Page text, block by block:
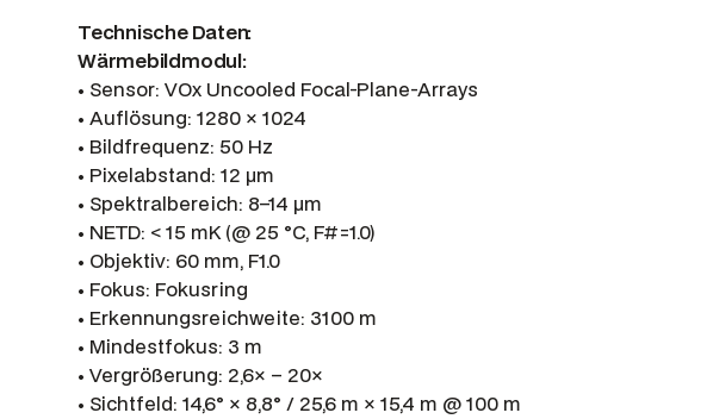
Technische Daten:
Wärmebildmodul:
• Sensor: VOx Uncooled Focal-Plane-Arrays
• Auflösung: 1280 × 1024
• Bildfrequenz: 50 Hz
• Pixelabstand: 12 µm
• Spektralbereich: 8–14 µm
• NETD: < 15 mK (@ 25 °C, F#=1.0)
• Objektiv: 60 mm, F1.0
• Fokus: Fokusring
• Erkennungsreichweite: 3100 m
• Mindestfokus: 3 m
• Vergrößerung: 2,6× – 20×
• Sichtfeld: 14,6° × 8,8° / 25,6 m × 15,4 m @ 100 m